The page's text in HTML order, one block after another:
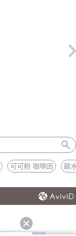
可可粉 咖啡因 碳